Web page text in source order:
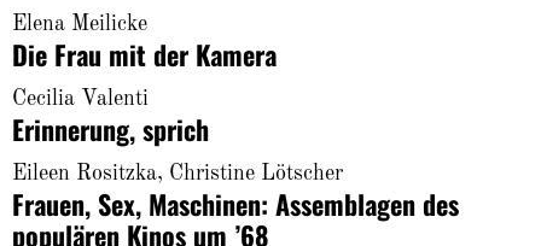
Elena Meilicke
Die Frau mit der Kamera
Cecilia Valenti
Erinnerung, sprich
Eileen Rositzka, Christine Lötscher
Frauen, Sex, Maschinen: Assemblagen des
populären Kinos um ’68